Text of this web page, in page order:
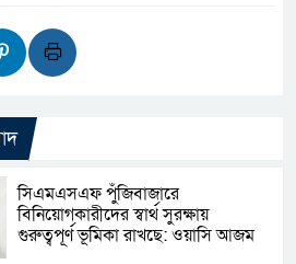
সিএমএসএফ পুঁজিবাজারে
বিনিয়োগকারীদের স্বার্থ সুরক্ষায়
গুরুত্বপূর্ণ ভূমিকা রাখছে: ওয়াসি আজম